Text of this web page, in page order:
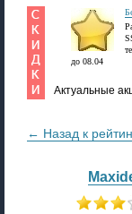
до 08.04
Актуальные
← Назад к